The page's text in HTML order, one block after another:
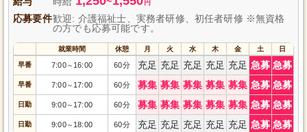
円
応募要件歓迎: 介護福祉士、実務者研修、初任者研修 ※無資格
の方でも応募可能です。
就業時間 休憩 月 火 水 木 金 土 日
早番 7:00～ 16:00 60分 充足 充足 充足 充足 充足 急募 急募
早番 7:00～ 17:00 60分 募集 募集 募集 募集 募集 急募 急募
日勤 9:00～ 17:00 60分 募集 募集 募集 募集 募集 急募 急募
日勤 9:00～ 18:00 60分 充足 充足 充足 充足 充足 急募 急募